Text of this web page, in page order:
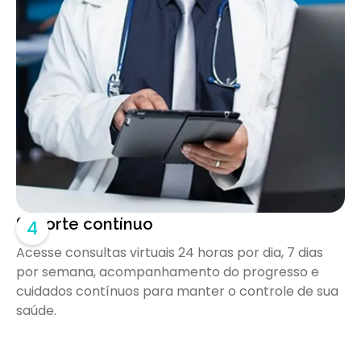
4
Suporte contínuo
Acesse consultas virtuais 24 horas por dia, 7 dias
por semana, acompanhamento do progresso e
cuidados contínuos para manter o controle de sua
saúde.